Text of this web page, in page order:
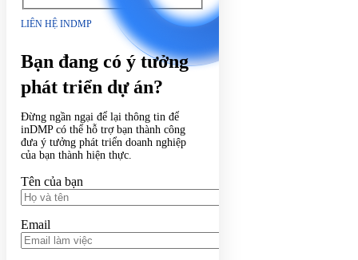
LIÊN HỆ INDMP
Bạn đang có ý tưởng
phát triển dự án?
Đừng ngần ngại để lại thông tin để
inDMP có thể hỗ trợ bạn thành công
đưa ý tưởng phát triển doanh nghiệp
của bạn thành hiện thực.
Tên của bạn
Email